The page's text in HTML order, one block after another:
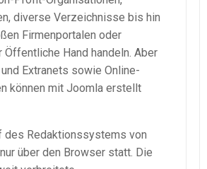
diverse Verzeichnisse bis hin
Firmenportalen oder
Hand handeln. Aber
Extranets sowie Online-
können mit Joomla erstellt
des Redaktionssystems von
über den Browser statt. Die